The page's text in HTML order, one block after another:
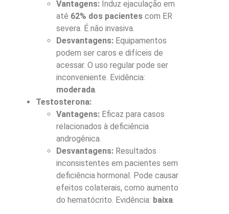
Vantagens: Induz ejaculação em
até 62% dos pacientes com ER
severa. É não invasiva.
Desvantagens: Equipamentos
podem ser caros e difíceis de
acessar. O uso regular pode ser
inconveniente. Evidência:
moderada
Testosterona:
Vantagens: Eficaz para casos
relacionados à deficiência
androgênica.
Desvantagens: Resultados
inconsistentes em pacientes sem
deficiência hormonal. Pode causar
efeitos colaterais, como aumento
do hematócrito. Evidência: baixa